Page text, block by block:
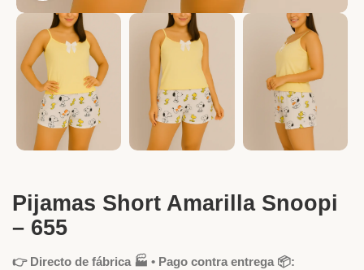
Pijamas Short Amarilla Snoopi
– 655
👉 Directo de fábrica 🏭 • Pago contra entrega 📦: